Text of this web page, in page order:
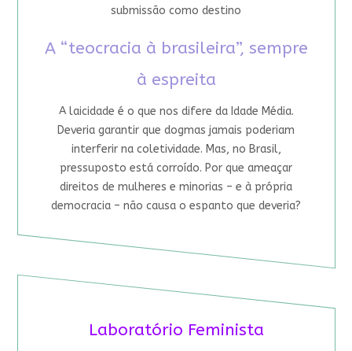
submissão como destino
A “teocracia à brasileira”, sempre
à espreita
A laicidade é o que nos difere da Idade Média.
Deveria garantir que dogmas jamais poderiam
interferir na coletividade. Mas, no Brasil,
pressuposto está corroído. Por que ameaçar
direitos de mulheres e minorias – e à própria
democracia – não causa o espanto que deveria?
Laboratório Feminista